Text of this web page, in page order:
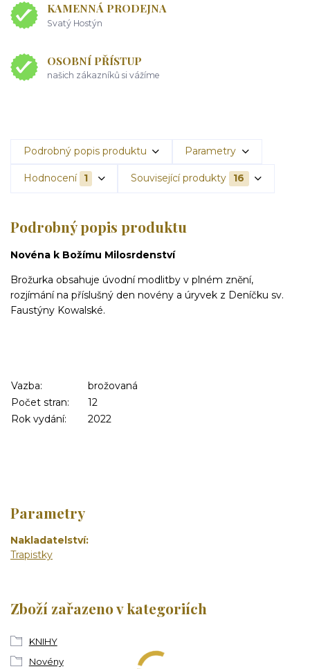
KAMENNÁ PRODEJNA
Svatý Hostýn
OSOBNÍ PŘÍSTUP
našich zákazníků si vážíme
Podrobný popis produktu Parametry
Hodnocení 1 Související produkty 16
Podrobný popis produktu
Novéna k Božímu Milosrdenství
Brožurka obsahuje úvodní modlitby v plném znění,
rozjímání na příslušný den novény a úryvek z Deníčku sv.
Faustýny Kowalské.
Vazba:
brožovaná
Počet stran:
12
Rok vydání:
2022
Parametry
Nakladatelství
Trapistky
Zboží zařazeno v kategoriích
KNIHY
Novény